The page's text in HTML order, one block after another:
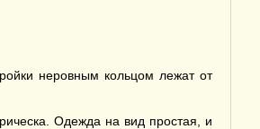
неровным кольцом лежат от
Одежда на вид простая, и